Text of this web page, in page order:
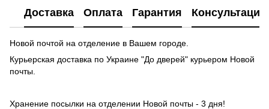
Доставка Оплата Гарантия Консультация
Новой почтой на отделение в Вашем городе.
Курьерская доставка по Украине "До дверей" курьером Новой
почты.
Хранение посылки на отделении Новой почты - 3 дня!